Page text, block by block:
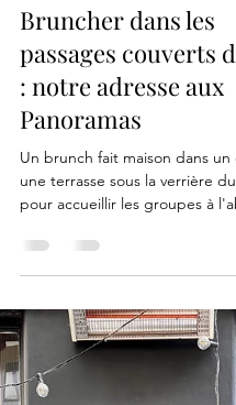
Bruncher dans les
passages couverts
: notre adresse aux
Panoramas
Un brunch fait maison dans
pour accueillir les groupes à
Passage des Panoramas.